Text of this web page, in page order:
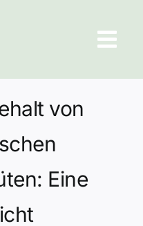
von
Eine